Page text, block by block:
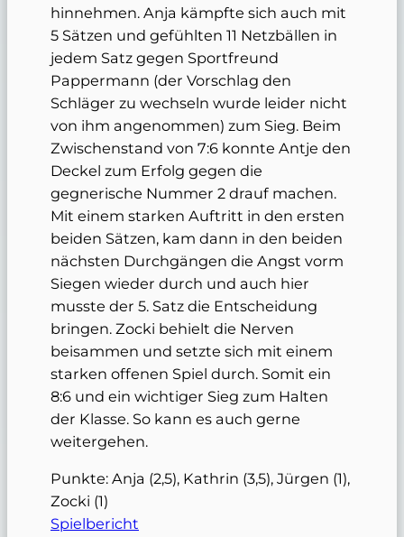
hinnehmen. Anja kämpfte sich auch mit
5 Sätzen und gefühlten 11 Netzbällen in
jedem Satz gegen Sportfreund
Pappermann (der Vorschlag den
Schläger zu wechseln wurde leider nicht
von ihm angenommen) zum Sieg. Beim
Zwischenstand von 7:6 konnte Antje den
Deckel zum Erfolg gegen die
gegnerische Nummer 2 drauf machen.
Mit einem starken Auftritt in den ersten
beiden Sätzen, kam dann in den beiden
nächsten Durchgängen die Angst vorm
Siegen wieder durch und auch hier
musste der 5. Satz die Entscheidung
bringen. Zocki behielt die Nerven
beisammen und setzte sich mit einem
starken offenen Spiel durch. Somit ein
8:6 und ein wichtiger Sieg zum Halten
der Klasse. So kann es auch gerne
weitergehen.
Punkte: Anja (2,5), Kathrin (3,5), Jürgen (1),
Zocki (1)
Spielbericht